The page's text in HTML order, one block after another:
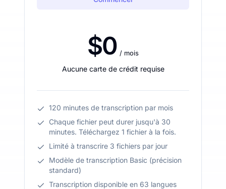
$0 / mois
Aucune carte de crédit requise
120 minutes de transcription par mois
Chaque fichier peut durer jusqu'à 30
minutes. Téléchargez 1 fichier à la fois.
Limité à transcrire 3 fichiers par jour
Modèle de transcription Basic (précision
standard)
Transcription disponible en 63 langues